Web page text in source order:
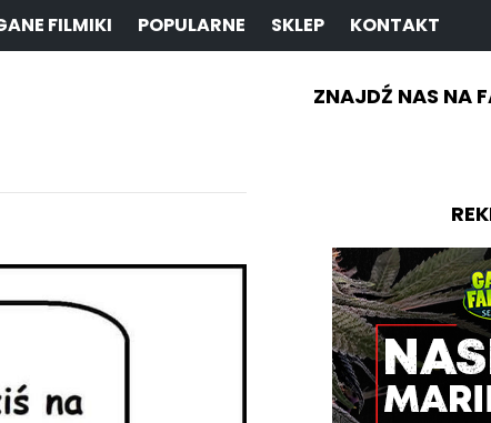
FILMIKI POPULARNE SKLEP KONTAKT
ZNAJDŹ NAS NA